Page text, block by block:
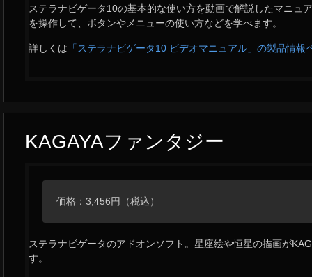
ステラナビゲータ10の基本的な使い方を動画で解説したマニュ
を操作して、ボタンやメニューの使い方などを学べます。
詳しくは 「ステラナビゲータ10 ビデオマニュアル」の製品情報
KAGAYAファンタジー
価格：3,456円（税込）
ステラナビゲータのアドオンソフト。星座絵や恒星の描画が
す。